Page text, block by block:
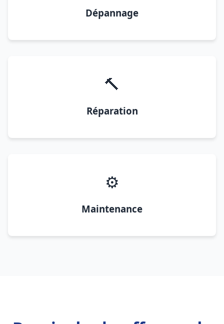
Dépannage
🔨
Réparation
⚙️
Maintenance